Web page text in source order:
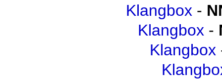
Klangbox -
Klangbox -
Klangbox